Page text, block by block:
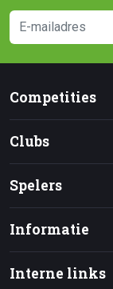
Competities
Clubs
Spelers
Informatie
Interne links